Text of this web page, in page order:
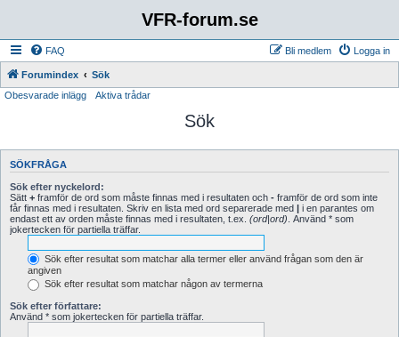
VFR-forum.se
FAQ Logga in
Bli medlem
Forumindex
Sök
Obesvarade inlägg
Aktiva trådar
Sök
SÖKFRÅGA
Sök efter nyckelord:
Sätt + framför de ord som måste finnas med i resultaten och - framför de ord som inte
får finnas med i resultaten. Skriv en lista med ord separerade med | i en parantes om
endast ett av orden måste finnas med i resultaten, t.ex. (ord|ord) . Använd * som
jokertecken för partiella träffar.
Sök efter resultat som matchar alla termer eller använd frågan som den är
angiven
Sök efter resultat som matchar någon av termerna
Sök efter författare:
Använd * som jokertecken för partiella träffar.